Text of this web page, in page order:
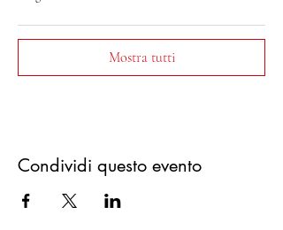
Mostra tutti
Condividi questo evento